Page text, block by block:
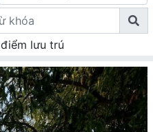
điểm lưu trú